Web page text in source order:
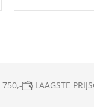
750,- LAAGSTE